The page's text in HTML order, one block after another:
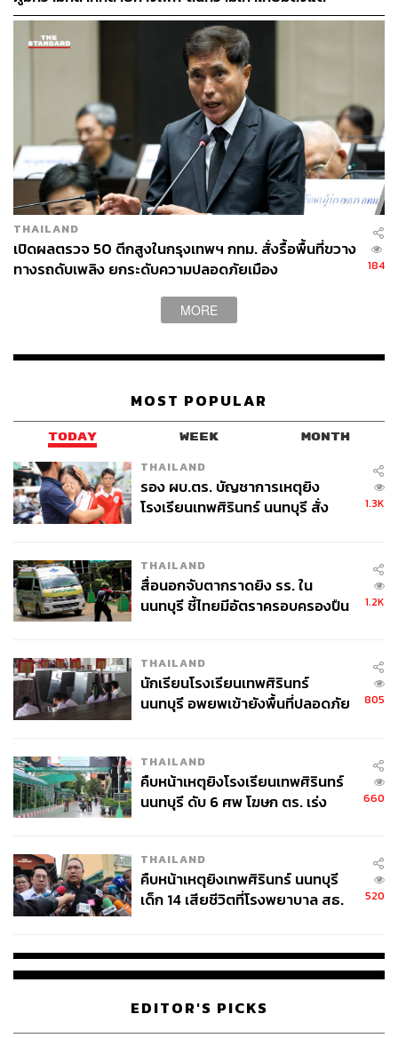
หลักสูตรในห้องเรียนถึงที่ทำงาน
THAILAND
เปิดผลตรวจ 50 ตึกสูงในกรุงเทพฯ กทม. สั่งรื้อพื้นที่ขวาง
ทางรถดับเพลิง ยกระดับความปลอดภัยเมือง
184
MORE
MOST POPULAR
TODAY WEEK MONTH
THAILAND
รอง ผบ.ตร. บัญชาการเหตุยิง
โรงเรียนเทพศิรินทร์ นนทบุรี สั่ง
1.3K
THAILAND
สื่อนอกจับตากราดยิง รร. ใน
นนทบุรี ชี้ไทยมีอัตราครอบครองปืน
1.2K
THAILAND
นักเรียนโรงเรียนเทพศิรินทร์
นนทบุรี อพยพเข้ายังพื้นที่ปลอดภัย
805
THAILAND
คืบหน้าเหตุยิงโรงเรียนเทพศิรินทร์
นนทบุรี ดับ 6 ศพ โฆษก ตร. เร่ง
660
THAILAND
คืบหน้าเหตุยิงเทพศิรินทร์ นนทบุรี
เด็ก 14 เสียชีวิตที่โรงพยาบาล สธ.
520
EDITOR'S PICKS